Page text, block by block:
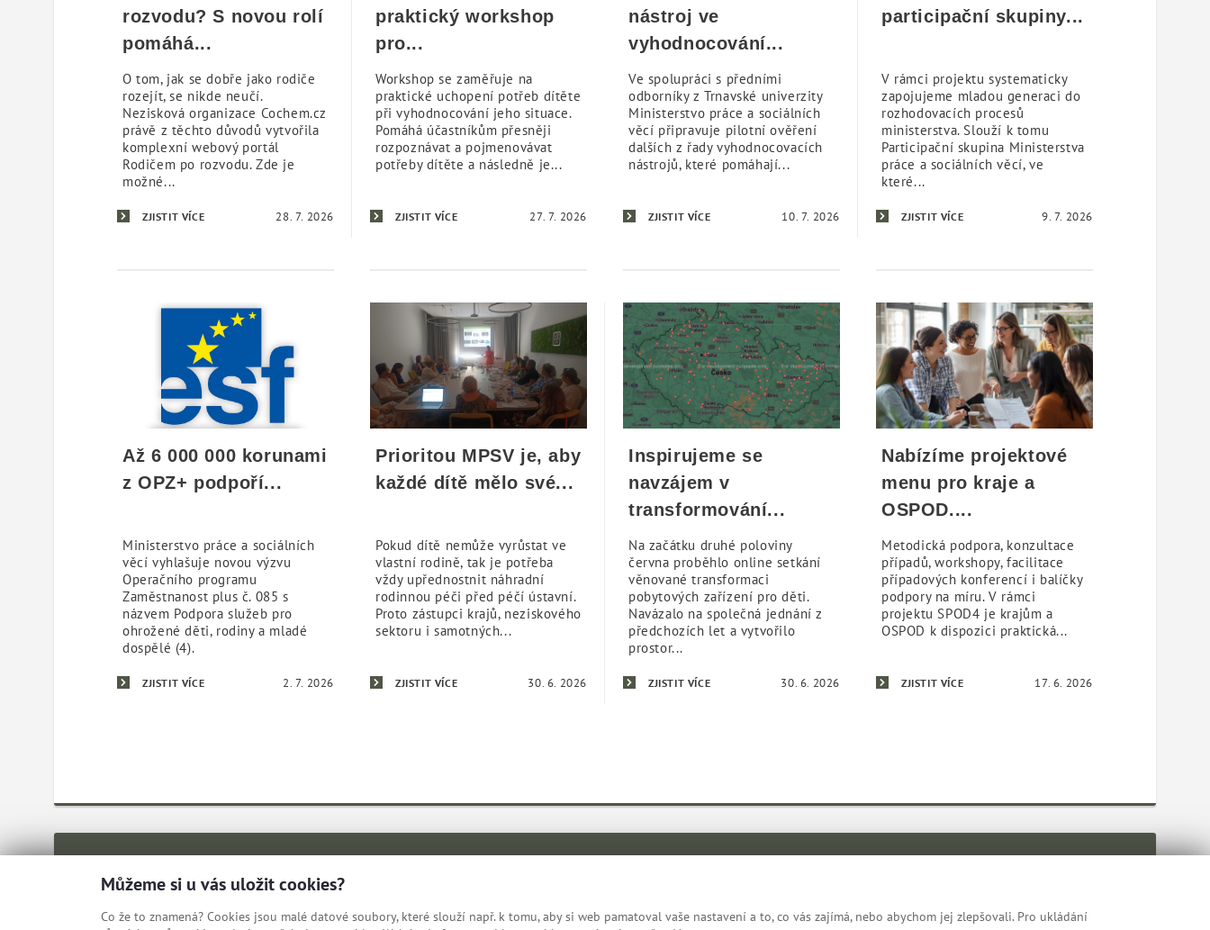
rozvodu? S novou rolí
pomáhá...
O tom, jak se dobře jako rodiče
rozejít, se nikde neučí.
Nezisková organizace Cochem.cz
právě z těchto důvodů vytvořila
komplexní webový portál
Rodičem po rozvodu. Zde je
možné...
ZJISTIT VÍCE 28. 7. 2026
praktický workshop
pro...
Workshop se zaměřuje na
praktické uchopení potřeb dítěte
při vyhodnocování jeho situace.
Pomáhá účastníkům přesněji
rozpoznávat a pojmenovávat
potřeby dítěte a následně je...
ZJISTIT VÍCE 27. 7. 2026
nástroj ve
vyhodnocování...
Ve spolupráci s předními
odborníky z Trnavské univerzity
Ministerstvo práce a sociálních
věcí připravuje pilotní ověření
dalších z řady vyhodnocovacích
nástrojů, které pomáhají...
ZJISTIT VÍCE 10. 7. 2026
participační skupiny...
V rámci projektu systematicky
zapojujeme mladou generaci do
rozhodovacích procesů
ministerstva. Slouží k tomu
Participační skupina Ministerstva
práce a sociálních věcí, ve
které...
ZJISTIT VÍCE 9. 7. 2026
Až 6 000 000 korunami
z OPZ+ podpoří...
Ministerstvo práce a sociálních
věcí vyhlašuje novou výzvu
Operačního programu
Zaměstnanost plus č. 085 s
názvem Podpora služeb pro
ohrožené děti, rodiny a mladé
dospělé (4).
ZJISTIT VÍCE 2. 7. 2026
Prioritou MPSV je, aby
každé dítě mělo své...
Pokud dítě nemůže vyrůstat ve
vlastní rodině, tak je potřeba
vždy upřednostnit náhradní
rodinnou péči před péčí ústavní.
Proto zástupci krajů, neziskového
sektoru i samotných...
ZJISTIT VÍCE 30. 6. 2026
Inspirujeme se
navzájem v
transformování...
Na začátku druhé poloviny
června proběhlo online setkání
věnované transformaci
pobytových zařízení pro děti.
Navázalo na společná jednání z
předchozích let a vytvořilo
prostor...
ZJISTIT VÍCE 30. 6. 2026
Nabízíme projektové
menu pro kraje a
OSPOD....
Metodická podpora, konzultace
případů, workshopy, facilitace
případových konferencí i balíčky
podpory na míru. V rámci
projektu SPOD4 je krajům a
OSPOD k dispozici praktická...
ZJISTIT VÍCE 17. 6. 2026
© Ministerstvo práce a sociálních věcí
Můžeme si u vás uložit cookies?
Co že to znamená? Cookies jsou malé datové soubory, které slouží např. k tomu, aby si web pamatoval vaše nastavení a to, co vás zajímá, nebo abychom jej zlepšovali. Pro ukládání